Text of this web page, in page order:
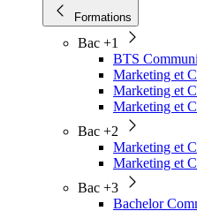
Formations
Bac +1
BTS
Marketing et
Marketing et
Marketing et
Bac +2
Marketing et
Marketing et
Bac +3
Bachelor